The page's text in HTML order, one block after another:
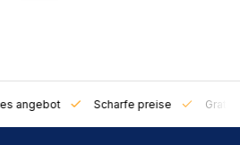
angebot Scharfe preise Gratis